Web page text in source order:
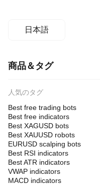
日本語
商品＆タグ
人気のタグ
Best free trading bots
Best free indicators
Best XAGUSD bots
Best XAUUSD robots
EURUSD scalping bots
Best RSI indicators
Best ATR indicators
VWAP indicators
MACD indicators